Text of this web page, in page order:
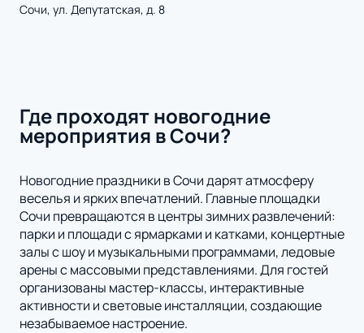
Сочи, ул. Депутатская, д. 8
Где проходят новогодние
мероприятия в Сочи?
Новогодние праздники в Сочи дарят атмосферу
веселья и ярких впечатлений. Главные площадки
Сочи превращаются в центры зимних развлечений:
парки и площади с ярмарками и катками, концертные
залы с шоу и музыкальными программами, ледовые
арены с массовыми представлениями. Для гостей
организованы мастер-классы, интерактивные
активности и световые инсталляции, создающие
незабываемое настроение.